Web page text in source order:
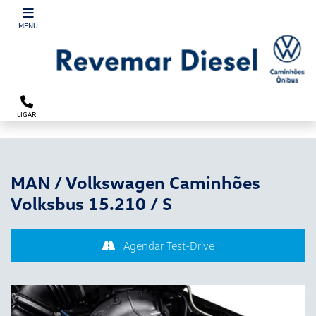
MENU
LIGAR
MAN / Volkswagen Caminhões
Volksbus 15.210 / S
Agendar Test-Drive